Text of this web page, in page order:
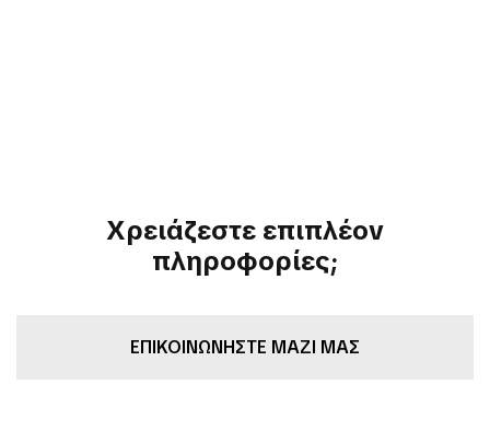
Χρειάζεστε επιπλέον
πληροφορίες;
ΕΠΙΚΟΙΝΩΝΗΣΤΕ ΜΑΖΙ ΜΑΣ